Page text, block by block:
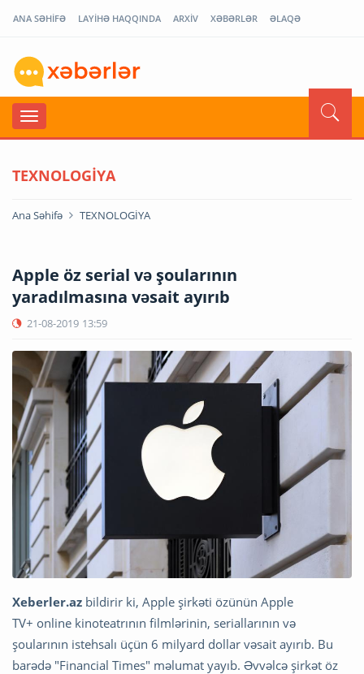
ANA SƏHİFƏ LAYİHƏ HAQQINDA ARXİV XƏBƏRLƏR ƏLAQƏ
TEXNOLOGİYA
Ana Səhifə TEXNOLOGİYA
Apple öz serial və şoularının
yaradılmasına vəsait ayırıb
21-08-2019 13:59
Xeberler.az bildirir ki, Apple şirkəti özünün Apple
TV+ online kinoteatrının filmlərinin, seriallarının və
şoularının istehsalı üçün 6 milyard dollar vəsait ayırıb. Bu
barədə "Financial Times" məlumat yayıb. Əvvəlcə şirkət öz